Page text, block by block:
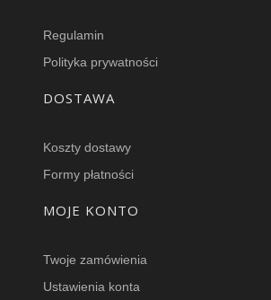
Regulamin
Polityka prywatności
DOSTAWA
Koszty dostawy
Formy płatności
MOJE KONTO
Twoje zamówienia
Ustawienia konta